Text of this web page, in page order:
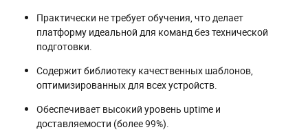
Практически не требует обучения, что делает
платформу идеальной для команд без технической
подготовки.
Содержит библиотеку качественных шаблонов,
оптимизированных для всех устройств.
Обеспечивает высокий уровень uptime и
доставляемости (более 99%).